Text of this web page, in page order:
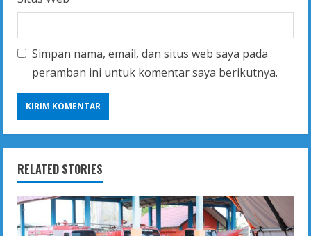
Simpan nama, email, dan situs web saya pada
peramban ini untuk komentar saya berikutnya.
RELATED STORIES